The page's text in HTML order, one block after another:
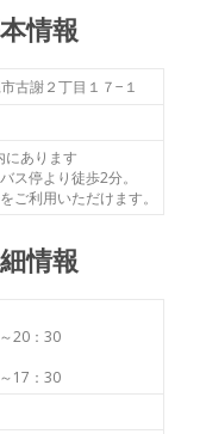
情報
古謝２丁目１７−１
にあります
ス停より徒歩2分。
ご利用いただけます。
情報
20：30
17：30